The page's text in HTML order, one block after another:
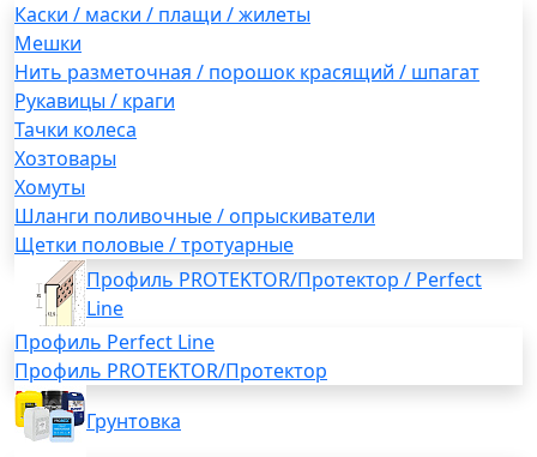
Каски / маски / плащи / жилеты
Мешки
Нить разметочная / порошок красящий / шпагат
Рукавицы / краги
Тачки колеса
Хозтовары
Хомуты
Шланги поливочные / опрыскиватели
Щетки половые / тротуарные
Профиль PROTEKTOR/Протектор / Perfect
Line
Профиль Perfect Line
Профиль PROTEKTOR/Протектор
Грунтовка